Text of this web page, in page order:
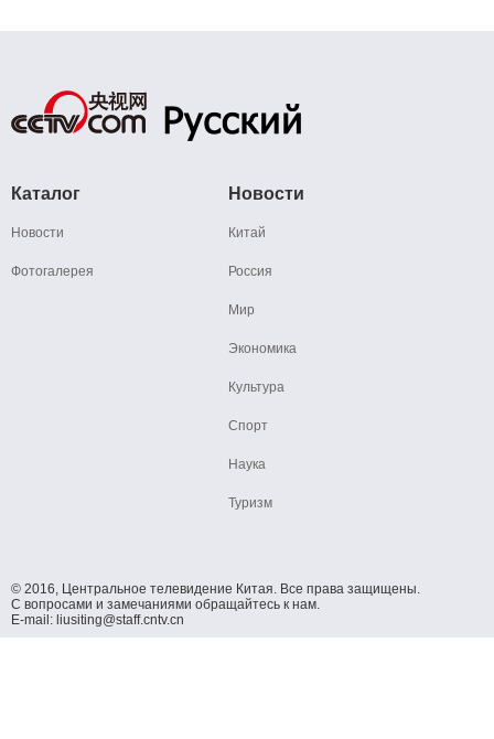
Каталог
Новости
Фотогалерея
Новости
Китай
Россия
Мир
Экономика
Культура
Спорт
Наука
Туризм
© 2016, Центральное телевидение Китая. Все права защищены.
С вопросами и замечаниями обращайтесь к нам.
E-mail: liusiting@staff.cntv.cn